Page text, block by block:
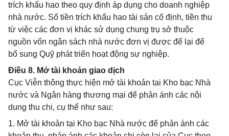
trích khấu hao theo quy định áp dụng cho doanh nghiệp
nhà nước. Số tiền trích khấu hao tài sản cố định, tiền thu
từ việc các đơn vị khác sử dụng chung trụ sở thuộc
nguồn vốn ngân sách nhà nước đơn vị được để lại để
bổ sung Quỹ phát triển hoạt động sự nghiệp.
Điều 8. Mở tài khoản giao dịch
Cục Viễn thông thực hiện mở tài khoản tại Kho bạc Nhà
nước và Ngân hàng thương mại để phản ánh các nội
dung thu chi, cụ thể như sau:
1. Mở tài khoản tại Kho bạc Nhà nước để phản ánh các